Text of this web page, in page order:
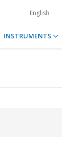
English
INSTRUMENTS